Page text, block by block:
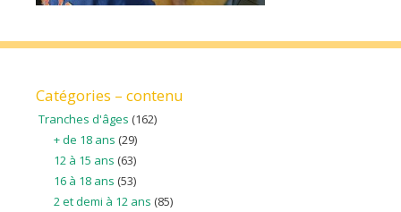
Catégories – contenu
Tranches d'âges (162)
+ de 18 ans (29)
12 à 15 ans (63)
16 à 18 ans (53)
2 et demi à 12 ans (85)